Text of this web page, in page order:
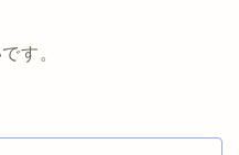
す。